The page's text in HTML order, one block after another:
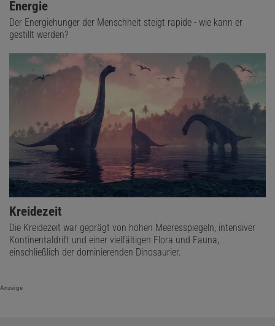
Energie
Der Energiehunger der Menschheit steigt rapide - wie kann er
gestillt werden?
Kreidezeit
Die Kreidezeit war geprägt von hohen Meeresspiegeln, intensiver
Kontinentaldrift und einer vielfältigen Flora und Fauna,
einschließlich der dominierenden Dinosaurier.
Anzeige